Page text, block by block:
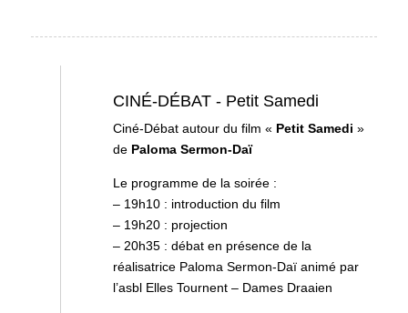
CINÉ-DÉBAT - Petit Samedi
Ciné-Débat autour du film « Petit Samedi »
de Paloma Sermon-Daï
Le programme de la soirée :
– 19h10 : introduction du film
– 19h20 : projection
– 20h35 : débat en présence de la
réalisatrice Paloma Sermon-Daï animé par
l’asbl Elles Tournent – Dames Draaien